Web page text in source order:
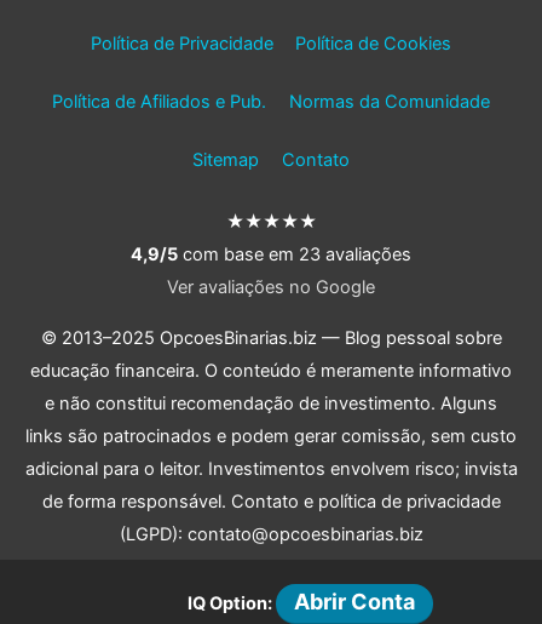
IQ Option: Abrir Conta
Política de Privacidade Política de Cookies
Política de Afiliados e Pub. Normas da Comunidade
Sitemap Contato
★★★★★
4,9/5 com base em 23 avaliações
Ver avaliações no Google
© 2013–2025 OpcoesBinarias.biz — Blog pessoal sobre
educação financeira. O conteúdo é meramente informativo
e não constitui recomendação de investimento. Alguns
links são patrocinados e podem gerar comissão, sem custo
adicional para o leitor. Investimentos envolvem risco; invista
de forma responsável. Contato e política de privacidade
(LGPD): contato@opcoesbinarias.biz
As informações deste site têm caráter informativo e
educativo e não constituem aconselhamento financeiro,